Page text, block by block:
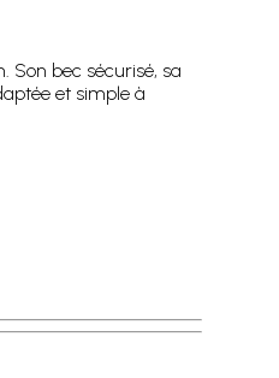
Son bec sécurisé, sa
et simple à